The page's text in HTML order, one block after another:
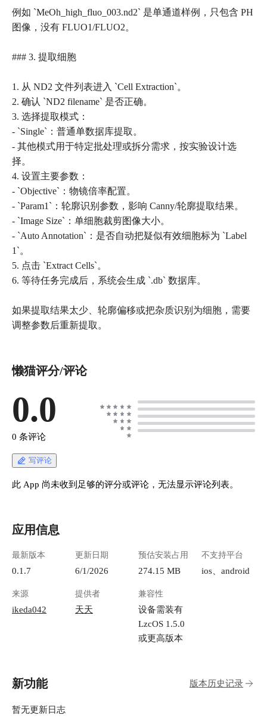
例如 `MeOh_high_fluo_003.nd2` 是单通道样例，只包含 PH
图像，没有 FLUO1/FLUO2。
### 3. 提取细胞
1. 从 ND2 文件列表进入 `Cell Extraction`。
2. 确认 `ND2 filename` 是否正确。
3. 选择提取模式：
- `Single`：普通单数据库提取。
- 其他模式用于特定批处理或拆分需求，按实验设计选
择。
4. 设置主要参数：
- `Objective`：物镜倍率配置。
- `Param1`：轮廓识别参数，影响 Canny/轮廓提取结果。
- `Image Size`：单细胞裁剪图像大小。
- `Auto Annotation`：是否自动把疑似有效细胞标为 `Label
1`。
5. 点击 `Extract Cells`。
6. 等待任务完成后，系统会生成 `.db` 数据库。
如果提取结果太少、轮廓偏移或把杂质识别为细胞，需要
调整参数后重新提取。
懒猫评分/评论
0.0
0 条评论
写评论
此 App 尚未收到足够的评分或评论，无法显示评论列表。
应用信息
最新版本
0.1.7
更新日期
6/1/2026
预估安装占用
274.15 MB
不支持平台
ios、android
来源
ikeda042
提供者
天天
兼容性
设备需装有
LzcOS 1.5.0
或更高版本
新功能 版本历史记录
暂无更新日志